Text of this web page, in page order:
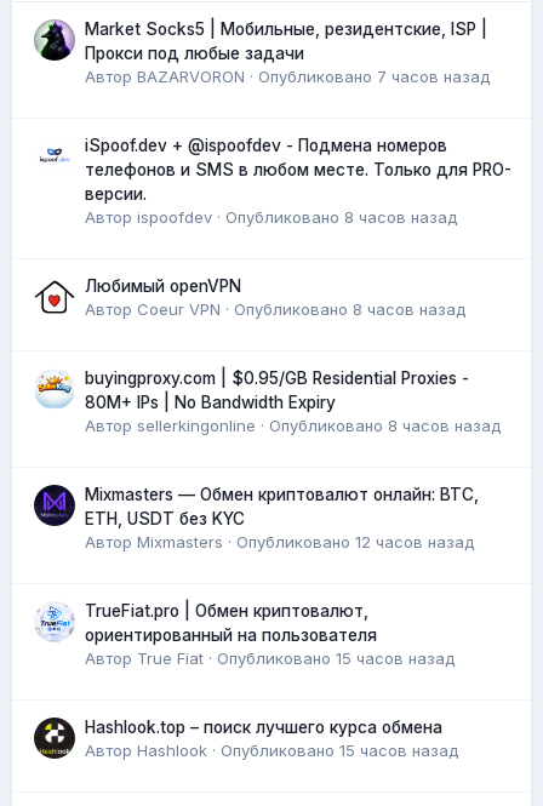
Market Socks5 | Мобильные, резидентские, ISP |
Прокси под любые задачи
Автор BAZARVORON · Опубликовано 7 часов назад
iSpoof.dev + @ispoofdev - Подмена номеров
телефонов и SMS в любом месте. Только для PRO-
версии.
Автор ispoofdev · Опубликовано 8 часов назад
Любимый openVPN
Автор Coeur VPN · Опубликовано 8 часов назад
buyingproxy.com | $0.95/GB Residential Proxies -
80M+ IPs | No Bandwidth Expiry
Автор sellerkingonline · Опубликовано 8 часов назад
Mixmasters — Обмен криптовалют онлайн: BTC,
ETH, USDT без KYC
Автор Mixmasters · Опубликовано 12 часов назад
TrueFiat.pro | Обмен криптовалют,
ориентированный на пользователя
Автор True Fiat · Опубликовано 15 часов назад
Hashlook.top – поиск лучшего курса обмена
Автор Hashlook · Опубликовано 15 часов назад